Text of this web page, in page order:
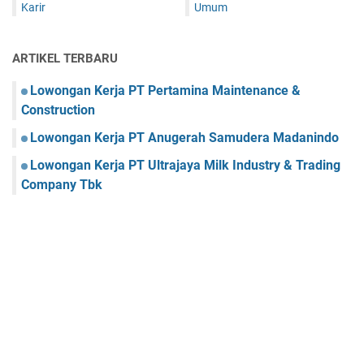
Karir
Umum
ARTIKEL TERBARU
Lowongan Kerja PT Pertamina Maintenance &
Construction
Lowongan Kerja PT Anugerah Samudera Madanindo
Lowongan Kerja PT Ultrajaya Milk Industry & Trading
Company Tbk